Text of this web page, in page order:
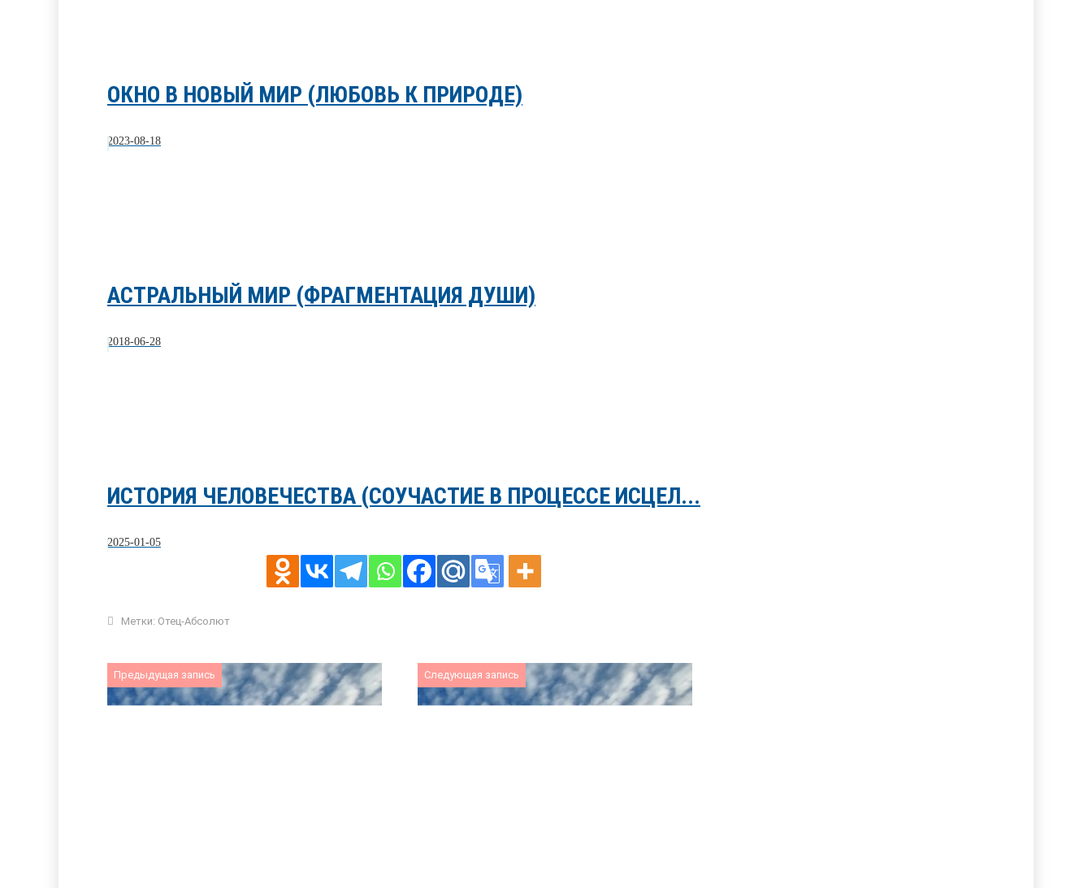
ОКНО В НОВЫЙ МИР (ЛЮБОВЬ К ПРИРОДЕ)
2023-08-18
АСТРАЛЬНЫЙ МИР (ФРАГМЕНТАЦИЯ ДУШИ)
2018-06-28
ИСТОРИЯ ЧЕЛОВЕЧЕСТВА (СОУЧАСТИЕ В ПРОЦЕССЕ ИСЦЕЛ...
2025-01-05
Метки: Отец-Абсолют
Предыдущая запись Следующая запись